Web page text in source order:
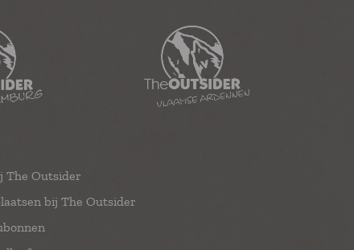
The Outsider
bij The Outsider